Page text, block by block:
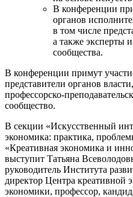
В конференции
органов
в том числе
а также эксперты
сообщества.
В конференции примут
представители органов
профессорско-
сообщество.
В секции «Искусственный
экономика: практика,
«Креативная экономика и
выступит Татьяна
руководитель Института
директор Центра
экономики, профессор,